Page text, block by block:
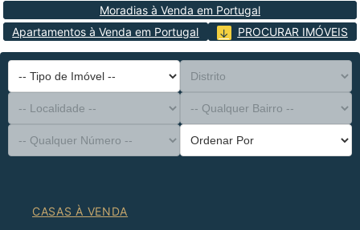
Moradias à Venda em Portugal
Apartamentos à Venda em Portugal
PROCURAR IMÓVEIS
-- Tipo de Imóvel --
Distrito
-- Localidade --
-- Qualquer Bairro --
-- Qualquer Número --
Ordenar Por
CASAS À VENDA